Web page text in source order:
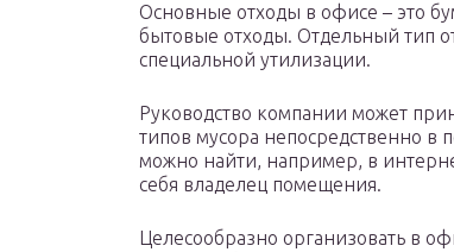
Основные отходы в офисе – это
бытовые отходы. Отдельный тип
специальной утилизации.
Руководство компании может
типов мусора непосредственно
можно найти, например, в
себя владелец помещения.
Целесообразно организовать в